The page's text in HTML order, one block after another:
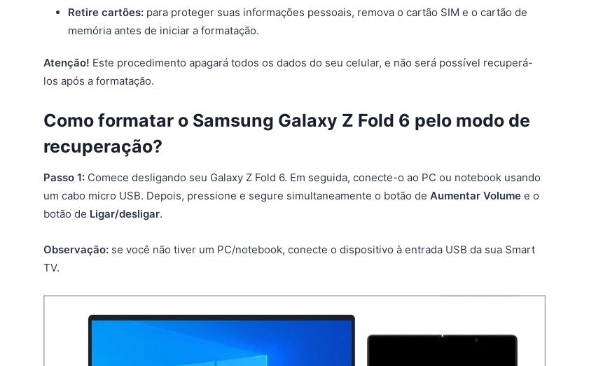
Retire cartões: para proteger suas informações pessoais, remova o cartão SIM e o cartão de
memória antes de iniciar a formatação.
Atenção! Este procedimento apagará todos os dados do seu celular, e não será possível recuperá-
los após a formatação.
Como formatar o Samsung Galaxy Z Fold 6 pelo modo de
recuperação?
Passo 1: Comece desligando seu Galaxy Z Fold 6. Em seguida, conecte-o ao PC ou notebook usando
um cabo micro USB. Depois, pressione e segure simultaneamente o botão de Aumentar Volume e o
botão de Ligar/desligar.
Observação: se você não tiver um PC/notebook, conecte o dispositivo à entrada USB da sua Smart
TV.